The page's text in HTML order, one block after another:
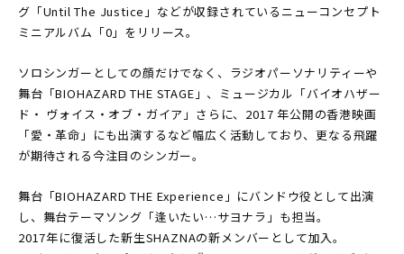
グ「Until The Justice」などが収録されているニューコンセプト
ミニアルバム「0」をリリース。
ソロシンガーとしての顔だけでなく、ラジオパーソナリティーや
舞台「BIOHAZARD THE STAGE」、ミュージカル「バイオハザー
ド・ ヴォイス・オブ・ガイア」さらに、2017 年公開の香港映画
「愛・革命」にも出演するなど幅広く活動しており、更なる飛躍
が期待される今注目のシンガー。
舞台「BIOHAZARD THE Experience」にバンドウ役として出演
し、舞台テーマソング「逢いたい…サヨナラ」も担当。
2017年に復活した新生SHAZNAの新メンバーとして加入。